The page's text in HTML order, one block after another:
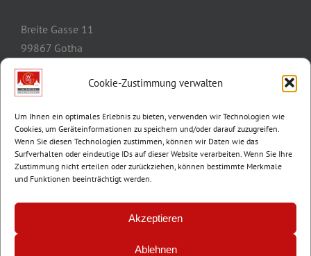
Cookie-Zustimmung verwalten
Um Ihnen ein optimales Erlebnis zu bieten, verwenden wir Technologien wie
Cookies, um Geräteinformationen zu speichern und/oder darauf zuzugreifen.
Wenn Sie diesen Technologien zustimmen, können wir Daten wie das
Surfverhalten oder eindeutige IDs auf dieser Website verarbeiten. Wenn Sie Ihre
Zustimmung nicht erteilen oder zurückziehen, können bestimmte Merkmale
und Funktionen beeinträchtigt werden.
Akzeptieren
Ablehnen
Breite Gasse 11
99867 Gotha
Telefon:
E-Mail:
info@wbg-gotha.de